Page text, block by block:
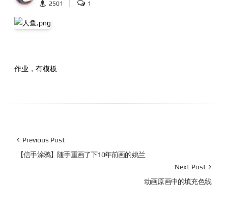
2501
1
作业，有模板
Previous Post
【信手涂鸦】随手重画了下10年前画的姚兰
Next Post
动画原画中的填充色线